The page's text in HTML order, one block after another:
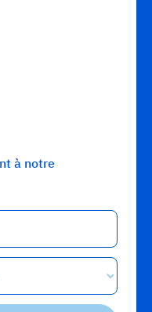
à notre